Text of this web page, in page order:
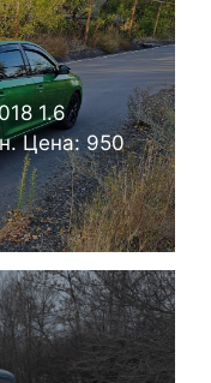
1.6
Цена: 950